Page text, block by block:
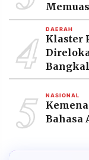
4 DAERAH
Klaster
5 NASIONAL
Bahasa